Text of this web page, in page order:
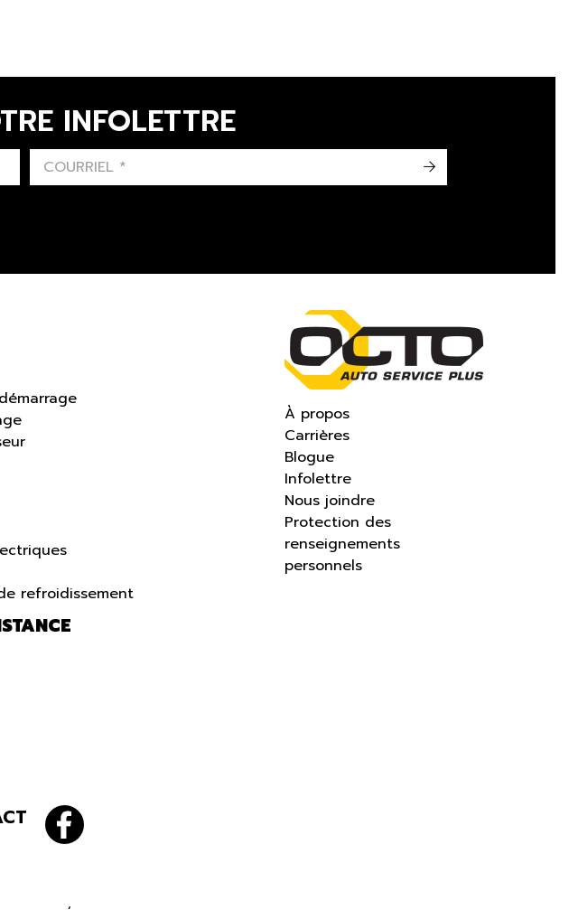
INFOLETTRE
->
refroidissement
À propos
Carrières
Blogue
Infolettre
Nous joindre
Protection des
renseignements
personnels